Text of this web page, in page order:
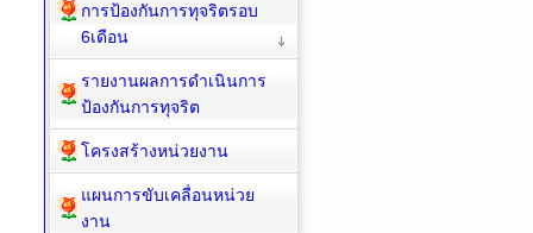
การป้องกันการทุจริตรอบ
6เดือน
รายงานผลการดำเนินการ
ป้องกันการทุจริต
โครงสร้างหน่วยงาน
แผนการขับเคลื่อนหน่วย
งาน